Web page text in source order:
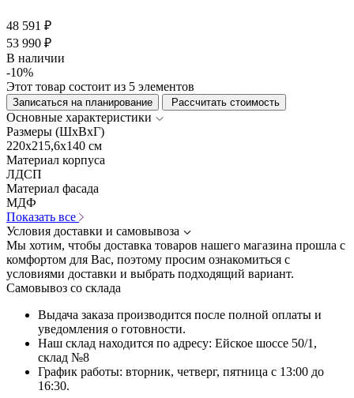
48 591 ₽
53 990 ₽
В наличии
-10%
Этот товар состоит из 5 элементов
Записаться на планирование Рассчитать стоимость
Основные характеристики
Размеры (ШхВхГ)
220x215,6x140 см
Материал корпуса
ЛДСП
Материал фасада
МДФ
Показать все
Условия доставки и самовывоза
Мы хотим, чтобы доставка товаров нашего магазина прошла с
комфортом для Вас, поэтому просим ознакомиться с
условиями доставки и выбрать подходящий вариант.
Самовывоз со склада
Выдача заказа производится после полной оплаты и
уведомления о готовности.
Наш склад находится по адресу: Ейское шоссе 50/1,
склад №8
График работы: вторник, четверг, пятница с 13:00 до
16:30.